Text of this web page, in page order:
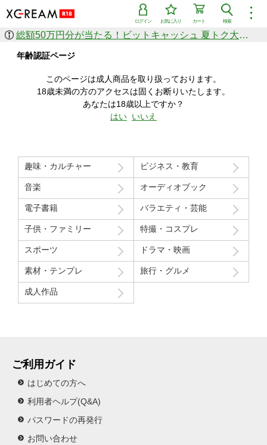
︙
検索
カート
お気に入り
ログイン
作品を探す
ジャンル
シリーズ
人気のセール中商品
新着セール中商品
すべての作品から探す
価格の安い順
価格の高い順
月間ランキング
年間ランキング
総額50万円分が当たる！ビットキャッシュ 夏トク大感謝祭
年齢認証ページ
このページは成人商品を取り扱っております。
18歳未満の方のアクセスは固くお断りいたします。
あなたは18歳以上ですか？
はい いいえ
趣味・カルチャー ビジネス・教育
音楽 オーディオブック
電子書籍 バラエティ・芸能
子供・ファミリー 特撮・コスプレ
スポーツ ドラマ・映画
素材・テンプレ 旅行・グルメ
成人作品
ご利用ガイド
はじめての方へ
利用者ヘルプ(Q&A)
パスワードの再発行
お問い合わせ